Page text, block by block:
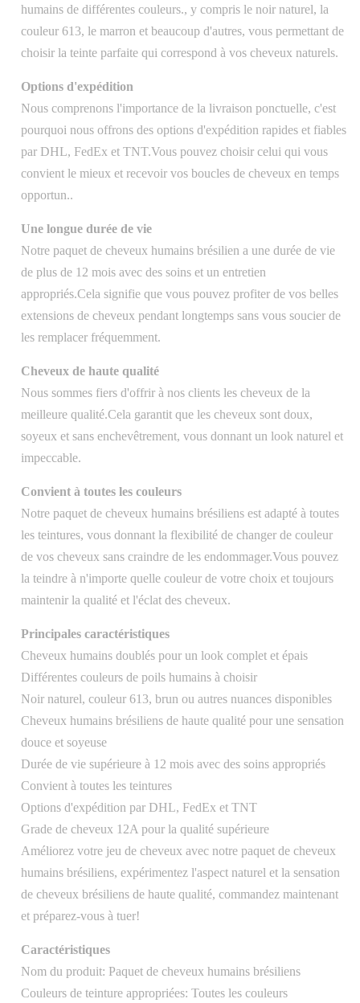
humains de différentes couleurs., y compris le noir naturel, la
couleur 613, le marron et beaucoup d'autres, vous permettant de
choisir la teinte parfaite qui correspond à vos cheveux naturels.
Options d'expédition
Nous comprenons l'importance de la livraison ponctuelle, c'est
pourquoi nous offrons des options d'expédition rapides et fiables
par DHL, FedEx et TNT.Vous pouvez choisir celui qui vous
convient le mieux et recevoir vos boucles de cheveux en temps
opportun..
Une longue durée de vie
Notre paquet de cheveux humains brésilien a une durée de vie
de plus de 12 mois avec des soins et un entretien
appropriés.Cela signifie que vous pouvez profiter de vos belles
extensions de cheveux pendant longtemps sans vous soucier de
les remplacer fréquemment.
Cheveux de haute qualité
Nous sommes fiers d'offrir à nos clients les cheveux de la
meilleure qualité.Cela garantit que les cheveux sont doux,
soyeux et sans enchevêtrement, vous donnant un look naturel et
impeccable.
Convient à toutes les couleurs
Notre paquet de cheveux humains brésiliens est adapté à toutes
les teintures, vous donnant la flexibilité de changer de couleur
de vos cheveux sans craindre de les endommager.Vous pouvez
la teindre à n'importe quelle couleur de votre choix et toujours
maintenir la qualité et l'éclat des cheveux.
Principales caractéristiques
Cheveux humains doublés pour un look complet et épais
Différentes couleurs de poils humains à choisir
Noir naturel, couleur 613, brun ou autres nuances disponibles
Cheveux humains brésiliens de haute qualité pour une sensation
douce et soyeuse
Durée de vie supérieure à 12 mois avec des soins appropriés
Convient à toutes les teintures
Options d'expédition par DHL, FedEx et TNT
Grade de cheveux 12A pour la qualité supérieure
Améliorez votre jeu de cheveux avec notre paquet de cheveux
humains brésiliens, expérimentez l'aspect naturel et la sensation
de cheveux brésiliens de haute qualité, commandez maintenant
et préparez-vous à tuer!
Caractéristiques
Nom du produit: Paquet de cheveux humains brésiliens
Couleurs de teinture appropriées: Toutes les couleurs